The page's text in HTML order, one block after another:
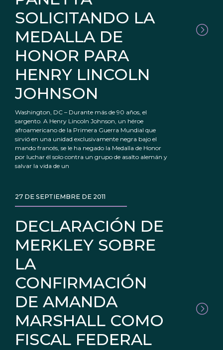
SOLICITANDO LA
MEDALLA DE
HONOR PARA
HENRY LINCOLN
JOHNSON
Washington, DC – Durante más de 90 años, el
sargento. A Henry Lincoln Johnson, un héroe
afroamericano de la Primera Guerra Mundial que
sirvió en una unidad exclusivamente negra bajo el
mando francés, se le ha negado la Medalla de Honor
por luchar él solo contra un grupo de asalto alemán y
salvar la vida de un
DECLARACIÓN DE
MERKLEY SOBRE
LA
CONFIRMACIÓN
DE AMANDA
MARSHALL COMO
FISCAL FEDERAL
27 DE SEPTIEMBRE DE 2011